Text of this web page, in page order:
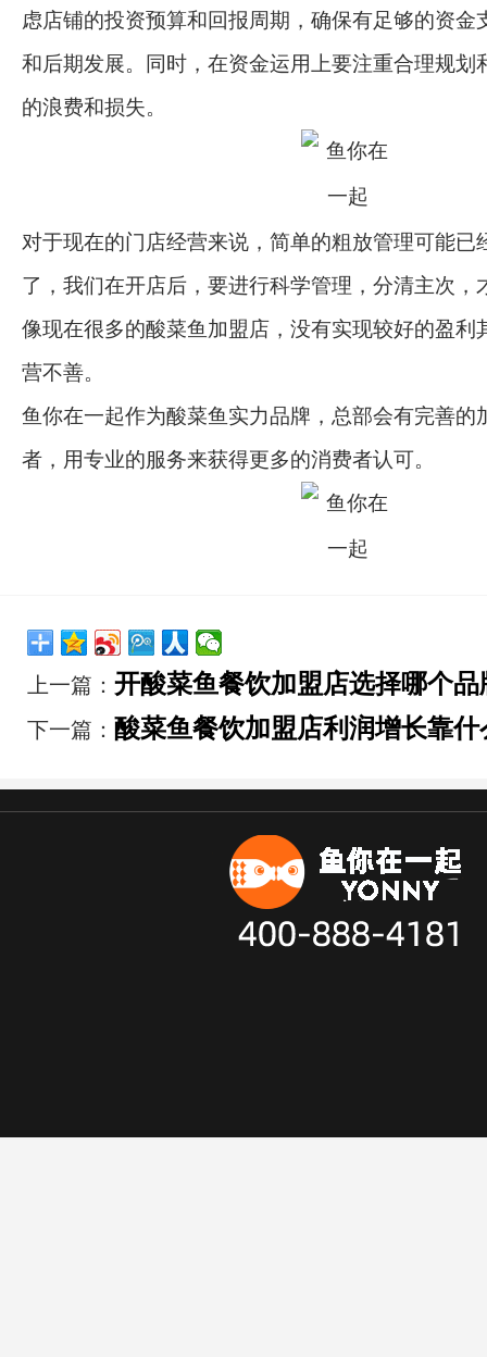
虑店铺的投资预算和回报周期，确保有足够的资金
和后期发展。同时，在资金运用上要注重合理规划
的浪费和损失。
对于现在的门店经营来说，简单的粗放管理可能已
了，我们在开店后，要进行科学管理，分清主次，
像现在很多的酸菜鱼加盟店，没有实现较好的盈利
营不善。
鱼你在一起作为酸菜鱼实力品牌，总部会有完善的
者，用专业的服务来获得更多的消费者认可。
上一篇： 开酸菜鱼餐饮加盟店选择哪个品
下一篇： 酸菜鱼餐饮加盟店利润增长靠什